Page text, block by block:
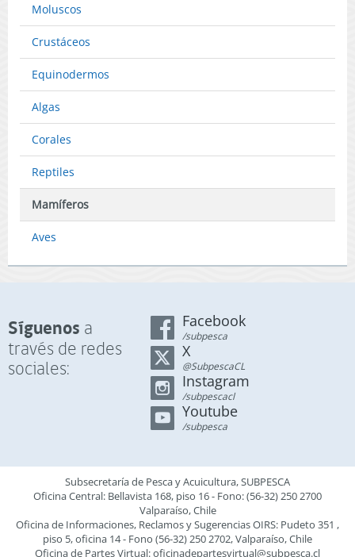
Moluscos
Crustáceos
Equinodermos
Algas
Corales
Reptiles
Mamíferos
Aves
Síguenos a
través de redes
sociales:
Facebook
/subpesca
X
@SubpescaCL
Instagram
/subpescacl
Youtube
/subpesca
Subsecretaría de Pesca y Acuicultura, SUBPESCA
Oficina Central: Bellavista 168, piso 16 - Fono: (56-32) 250 2700
Valparaíso, Chile
Oficina de Informaciones, Reclamos y Sugerencias OIRS: Pudeto 351 ,
piso 5, oficina 14 - Fono (56-32) 250 2702, Valparaíso, Chile
Oficina de Partes Virtual:oficinadepartesvirtual@subpesca.cl